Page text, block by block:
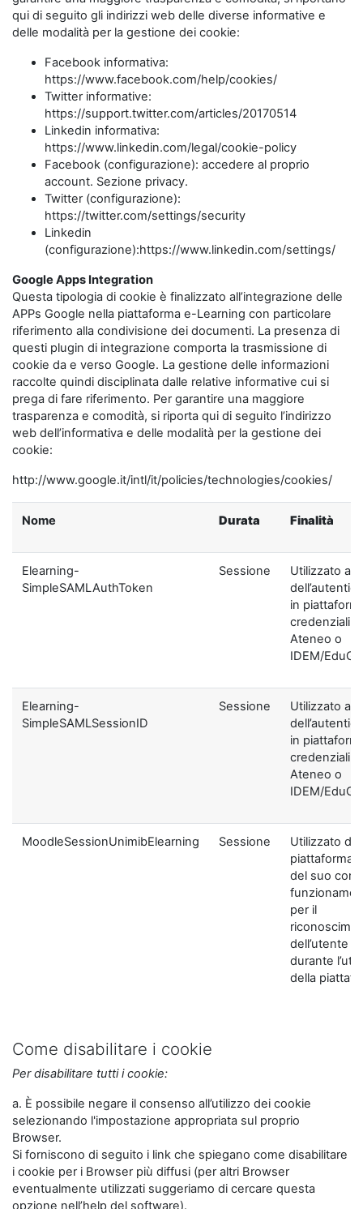
qui di seguito gli indirizzi web delle diverse informative e
delle modalità per la gestione dei cookie:
Facebook informativa:
https://www.facebook.com/help/cookies/
Twitter informative:
https://support.twitter.com/articles/20170514
Linkedin informativa:
https://www.linkedin.com/legal/cookie-policy
Facebook (configurazione): accedere al proprio
account. Sezione privacy.
Twitter (configurazione):
https://twitter.com/settings/security
Linkedin
(configurazione):https://www.linkedin.com/settings/
Google Apps Integration
Questa tipologia di cookie è finalizzato all’integrazione delle
APPs Google nella piattaforma e-Learning con particolare
riferimento alla condivisione dei documenti. La presenza di
questi plugin di integrazione comporta la trasmissione di
cookie da e verso Google. La gestione delle informazioni
raccolte quindi disciplinata dalle relative informative cui si
prega di fare riferimento. Per garantire una maggiore
trasparenza e comodità, si riporta qui di seguito l’indirizzo
web dell’informativa e delle modalità per la gestione dei
cookie:
http://www.google.it/intl/it/policies/technologies/cookies/
Nome Durata Finalità
Elearning-
SimpleSAMLAuthToken
Sessione
Utilizzato ai
in
credenziali di
Ateneo o
IDEM/
Elearning-
SimpleSAMLSessionID
Sessione
Utilizzato ai
in
credenziali di
Ateneo o
IDEM/
MoodleSessionUnimibElearning Sessione
Utilizzato
piattaforma
del suo
per il
dell’utente
durante
della
Come disabilitare i cookie
Per disabilitare tutti i cookie:
a. È possibile negare il consenso all’utilizzo dei cookie
selezionando l'impostazione appropriata sul proprio
Browser.
Si forniscono di seguito i link che spiegano come disabilitare
i cookie per i Browser più diffusi (per altri Browser
eventualmente utilizzati suggeriamo di cercare questa
opzione nell’help del software).